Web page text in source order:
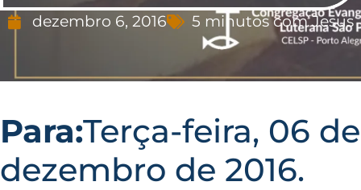
dezembro 6, 2016 5 minutos com Jesus
Para:Terça-feira, 06 de
dezembro de 2016.